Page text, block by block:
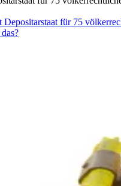
für 75